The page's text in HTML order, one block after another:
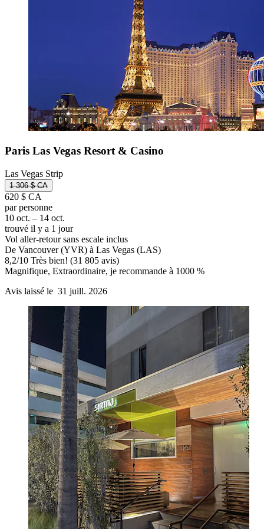
Paris Las Vegas Resort & Casino
Las Vegas Strip
1 306 $ CA
620 $ CA
par personne
10 oct. – 14 oct.
trouvé il y a 1 jour
Vol aller-retour sans escale inclus
De Vancouver (YVR) à Las Vegas (LAS)
8,2/10 Très bien! (31 805 avis)
Magnifique, Extraordinaire, je recommande à 1000 %
Avis laissé le 31 juill. 2026